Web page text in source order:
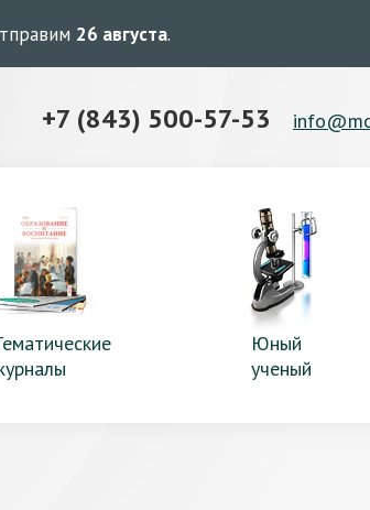
26 августа.
+7 (843) 500-57-53
Юный
ученый